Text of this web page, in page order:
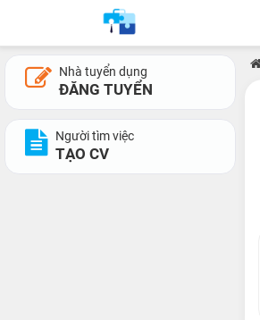
Nhà tuyển dụng
ĐĂNG TUYỂN
Người tìm việc
TẠO CV